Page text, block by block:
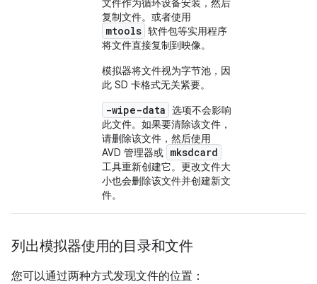
文件作为循环设备安装，然后
复制文件。或者使用
mtools 软件包等实用程序
将文件直接复制到映像。
模拟器将文件视为字节池，因
此 SD 卡格式无关紧要。
-wipe-data 选项不会影响
此文件。如果要清除该文件，
请删除该文件，然后使用
AVD 管理器或 mksdcard
工具重新创建它。更改文件大
小也会删除该文件并创建新文
件。
列出模拟器使用的目录和文件
您可以通过两种方式发现文件的位置：